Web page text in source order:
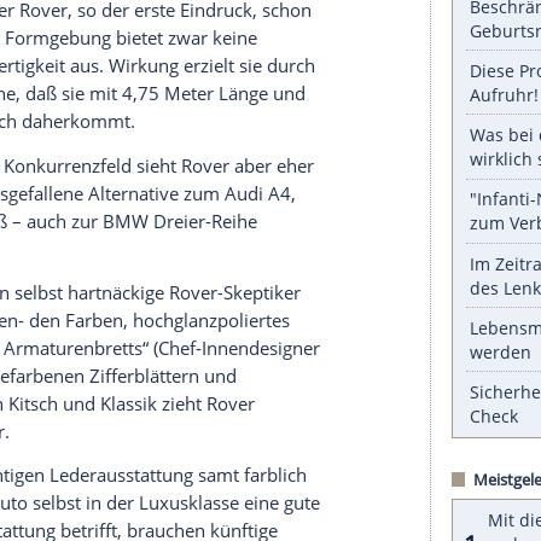
mit deutscher Qualität und gehobenem
Redaktion eingebundenen Inhalt von Glomex GmbH
lassen und auch wieder deaktivieren.
angezeigt werden. Damit können personenbezogene
dazu in unseren Datenschutzhinweisen.
Aber dem sogenannten QZQualitätssystem
auch die Verzögerung beim
, so der erste Eindruck, schon
Formgebung bietet zwar keine
Hochwertigkeit aus. Wirkung erzielt sie durch